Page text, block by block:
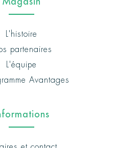
L'histoire
partenaires
L'équipe
Avantages